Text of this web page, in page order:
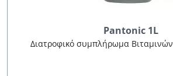
Pantonic 1L
Διατροφικό συμπλήρωμα